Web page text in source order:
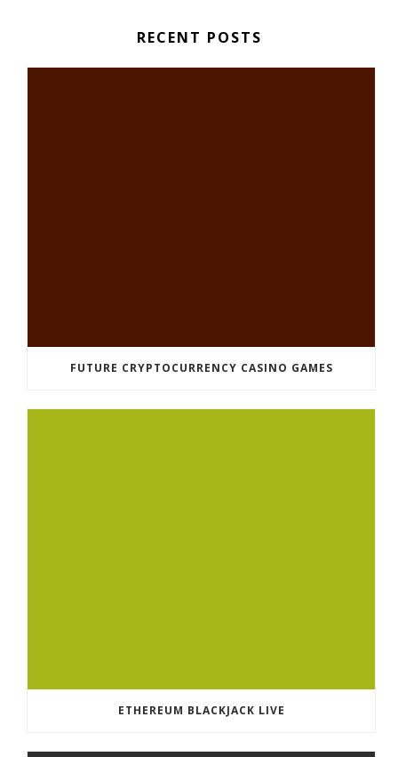
RECENT POSTS
FUTURE CRYPTOCURRENCY CASINO GAMES
ETHEREUM BLACKJACK LIVE